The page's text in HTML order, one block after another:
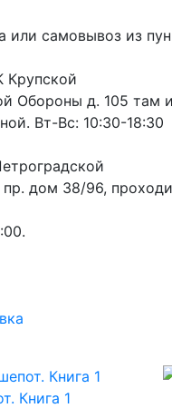
или самовывоз из
Крупской
Обороны д. 105
Вт-Вс: 10:30-18:30
дом 38/96,
Книга 1